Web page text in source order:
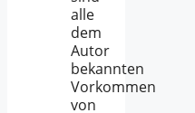
alle
dem
Autor
bekannten
Vorkommen
von